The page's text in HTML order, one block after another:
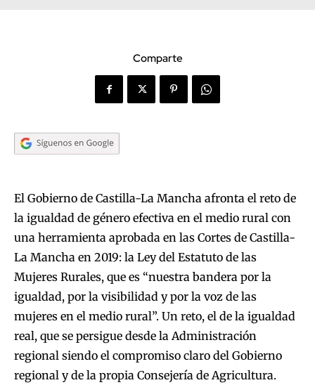
Comparte
El Gobierno de Castilla-La Mancha afronta el reto de
la igualdad de género efectiva en el medio rural con
una herramienta aprobada en las Cortes de Castilla-
La Mancha en 2019: la Ley del Estatuto de las
Mujeres Rurales, que es “nuestra bandera por la
igualdad, por la visibilidad y por la voz de las
mujeres en el medio rural”. Un reto, el de la igualdad
real, que se persigue desde la Administración
regional siendo el compromiso claro del Gobierno
regional y de la propia Consejería de Agricultura.